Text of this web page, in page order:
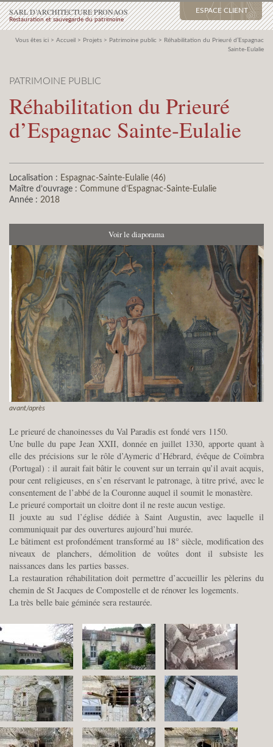
ESPACE CLIENT
SARL D’ARCHITECTURE PRONAOS
Restauration et sauvegarde du patrimoine
Vous êtes ici > Accueil > Projets > Patrimoine public > Réhabilitation du Prieuré d’Espagnac
Sainte-Eulalie
PATRIMOINE PUBLIC
Réhabilitation du Prieuré
d’Espagnac Sainte-Eulalie
Localisation : Espagnac-Sainte-Eulalie (46)
Maître d’ouvrage : Commune d’Espagnac-Sainte-Eulalie
Année : 2018
Voir le diaporama
avant/après
Le prieuré de chanoinesses du Val Paradis est fondé vers 1150.
Une bulle du pape Jean XXII, donnée en juillet 1330, apporte quant à
elle des précisions sur le rôle d’Aymeric d’Hébrard, évêque de Coïmbra
(Portugal) : il aurait fait bâtir le couvent sur un terrain qu’il avait acquis,
pour cent religieuses, en s’en réservant le patronage, à titre privé, avec le
consentement de l’abbé de la Couronne auquel il soumit le monastère.
Le prieuré comportait un cloitre dont il ne reste aucun vestige.
Il jouxte au sud l’église dédiée à Saint Augustin, avec laquelle il
communiquait par des ouvertures aujourd’hui murée.
Le bâtiment est profondément transformé au 18° siècle, modification des
niveaux de planchers, démolition de voûtes dont il subsiste les
naissances dans les parties basses.
La restauration réhabilitation doit permettre d’accueillir les pèlerins du
chemin de St Jacques de Compostelle et de rénover les logements.
La très belle baie géminée sera restaurée.